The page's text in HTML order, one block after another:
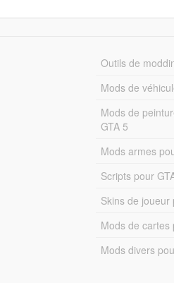
Outils de
Mods de
Mods de
GTA 5
Mods armes
Scripts pour
Skins de joueur
Mods de cartes
Mods divers